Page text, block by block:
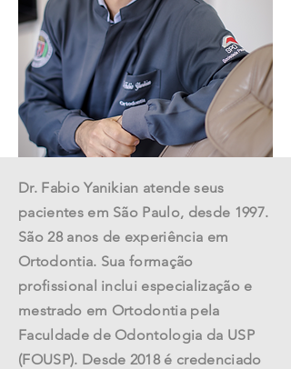
Dr. Fabio Yanikian atende seus
pacientes em São Paulo, desde 1997.
São 28 anos de experiência em
Ortodontia. Sua formação
profissional inclui especialização e
mestrado em Ortodontia pela
Faculdade de Odontologia da USP
(FOUSP). Desde 2018 é credenciado